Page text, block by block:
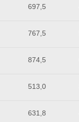
697,5
767,5
874,5
513,0
631,8